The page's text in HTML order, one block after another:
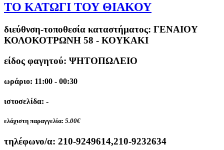
ΤΟ ΚΑΤΩΓΙ ΤΟΥ ΘΙΑΚΟΥ
διεύθνση-τοποθεσία καταστήματος: ΓΕΝΑΙΟΥ
ΚΟΛΟΚΟΤΡΩΝΗ 58 - ΚΟΥΚΑΚΙ
είδος φαγητού: ΨΗΤΟΠΩΛΕΙΟ
ωράριο: 11:00 - 00:30
ιστοσελίδα: -
ελάχιστη παραγγελία: 5.00€
τηλέφωνο/α: 210-9249614,210-9232634